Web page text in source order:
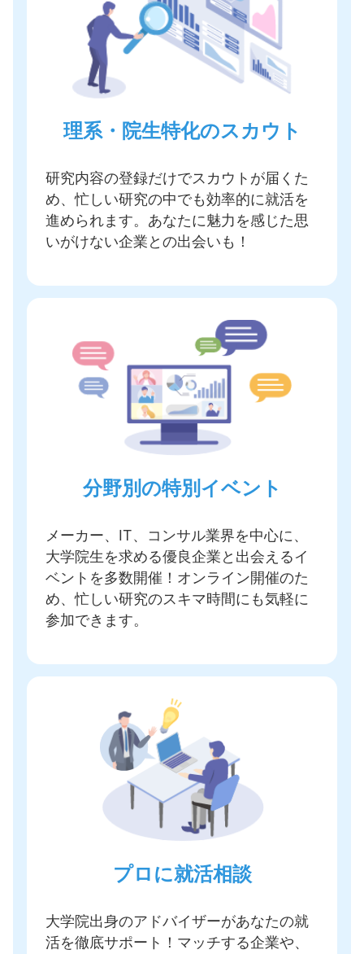
理系・院生特化のスカウト
研究内容の登録だけでスカウトが届く た
め、忙しい研究の中でも効率的に就活を
進められます。あなたに魅力を感じた思
いがけない企業との出会いも！
分野別の特別イベント
メーカー、IT、コンサル業界を中心に、
大学院生を求める優良企業と出会えるイ
ベントを多数開催 ！オンライン開催のた
め、忙しい研究のスキマ時間にも気軽に
参加できます。
プロに就活相談
大学院出身のアドバイザーがあなたの就
活を徹底サポート！ マッチする企業や、